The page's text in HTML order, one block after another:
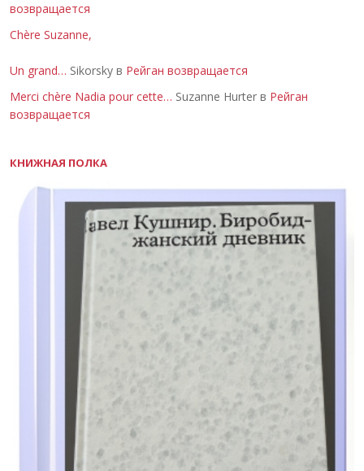
возвращается
Chère Suzanne,
Un grand… Sikorsky в Рейган возвращается
Merci chère Nadia pour cette… Suzanne Hurter в Рейган
возвращается
КНИЖНАЯ ПОЛКА